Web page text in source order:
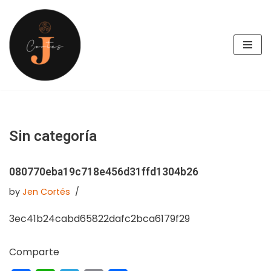
Skip
to
content
Sin categoría
080770eba19c718e456d31ffd1304b26
by Jen Cortés
3ec41b24cabd65822dafc2bca6179f29
Comparte